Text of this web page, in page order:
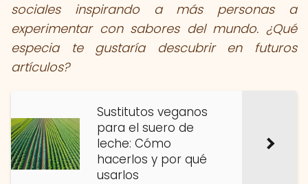
sociales inspirando a más personas a
experimentar con sabores del mundo. ¿Qué
especia te gustaría descubrir en futuros
artículos?
Sustitutos veganos
para el suero de
leche: Cómo
hacerlos y por qué
usarlos